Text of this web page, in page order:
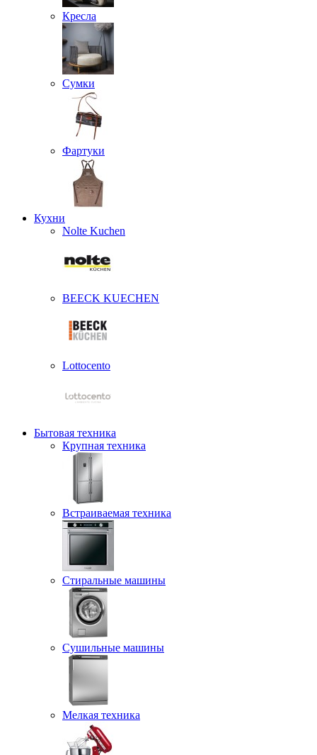
Кресла
Сумки
Фартуки
Кухни
Nolte Kuchen
BEECK KUECHEN
Lottocento
Бытовая техника
Крупная техника
Встраиваемая техника
Стиральные машины
Сушильные машины
Мелкая техника